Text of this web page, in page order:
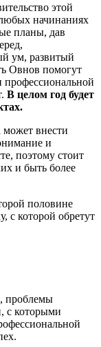
этой
начинаниях
планы, дав
ум, развитый
Овнов помогут
профессиональной
В целом год будет
может внести
и
поэтому стоит
и быть более
половине
с которой обретут
проблемы
с которыми